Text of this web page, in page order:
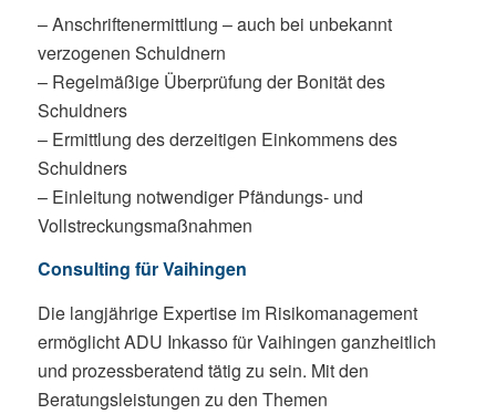
– Anschriftenermittlung – auch bei unbekannt
verzogenen Schuldnern
– Regelmäßige Überprüfung der Bonität des
Schuldners
– Ermittlung des derzeitigen Einkommens des
Schuldners
– Einleitung notwendiger Pfändungs- und
Vollstreckungsmaßnahmen
Consulting für Vaihingen
Die langjährige Expertise im Risikomanagement
ermöglicht ADU Inkasso für Vaihingen ganzheitlich
und prozessberatend tätig zu sein. Mit den
Beratungsleistungen zu den Themen